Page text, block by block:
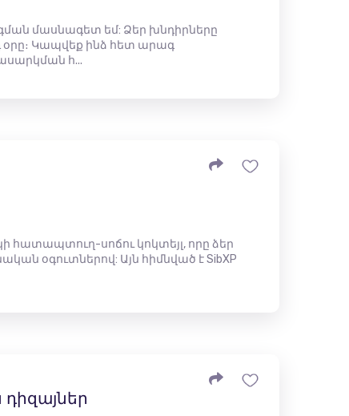
մասնագետ եմ: Ձեր խնդիրները
օրը։ Կապվեք ինձ հետ արագ
հ...
հատապտուղ-սոճու կոկտեյլ, որը ձեր
օգուտներով: Այն հիմնված է SibXP